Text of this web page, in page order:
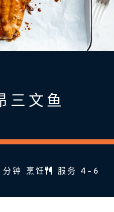
三文鱼
分钟 烹饪 服务 4-6